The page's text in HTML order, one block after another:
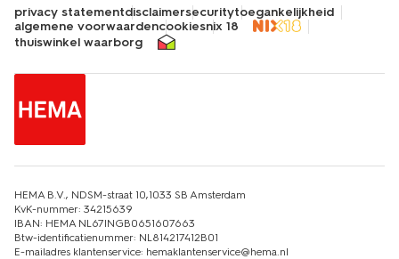
privacy statementdisclaimersecuritytoegankelijkheid
algemene voorwaardencookiesnix 18
thuiswinkel waarborg
HEMA B.V., NDSM-straat 10,1033 SB Amsterdam
KvK-nummer: 34215639
IBAN: HEMA NL67INGB0651607663
Btw-identificatienummer: NL814217412B01
E-mailadres klantenservice: hemaklantenservice@hema.nl